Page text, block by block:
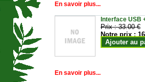
En savoir plus...
Interface USB
Prix :33.00 €
Notre prix :
Ajouter au
En savoir plus...